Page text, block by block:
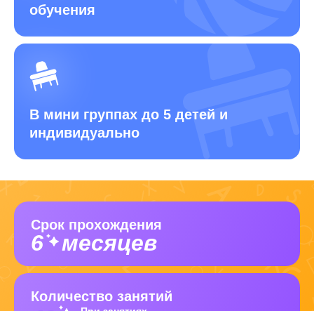
обучения
В мини группах до 5 детей и
индивидуально
Срок прохождения
6 месяцев
Количество занятий